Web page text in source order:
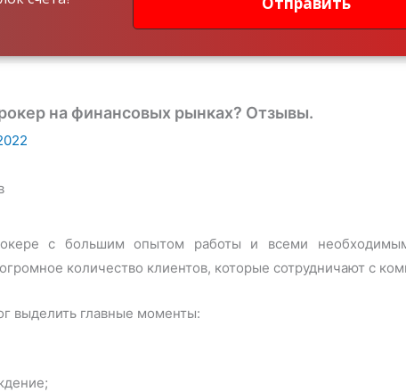
на финансовых рынках? Отзывы.
с большим опытом работы и всеми
количество клиентов, которые сотрудничают с
выделить главные моменты: